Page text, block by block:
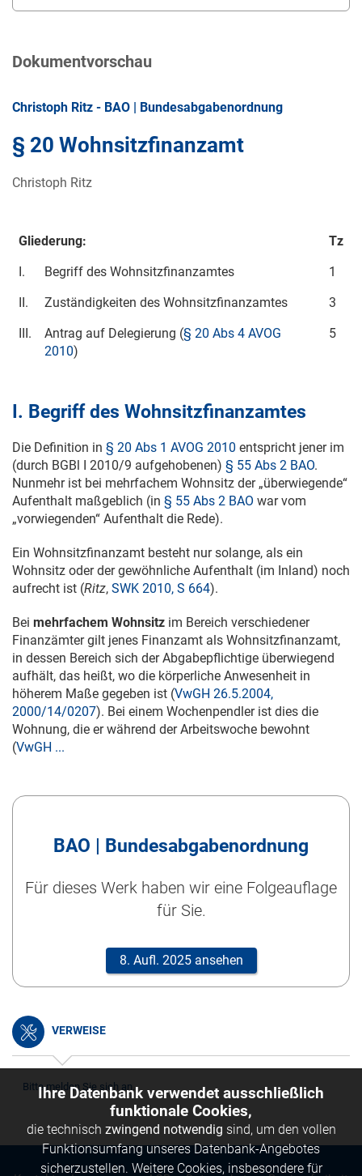
Dokumentvorschau
Christoph Ritz - BAO | Bundesabgabenordnung
§ 20 Wohnsitzfinanzamt
Christoph Ritz
Gliederung:
Tz
I.
Begriff des Wohnsitzfinanzamtes
1
II.
Zuständigkeiten des Wohnsitzfinanzamtes
3
III.
Antrag auf Delegierung (§ 20 Abs 4 AVOG
2010)
5
I. Begriff des Wohnsitzfinanzamtes
Die Definition in § 20 Abs 1 AVOG 2010 entspricht jener im
(durch BGBl I 2010/9 aufgehobenen) § 55 Abs 2 BAO.
Nunmehr ist bei mehrfachem Wohnsitz der „überwiegende“
Aufenthalt maßgeblich (in § 55 Abs 2 BAO war vom
„vorwiegenden“ Aufenthalt die Rede).
Ein Wohnsitzfinanzamt besteht nur solange, als ein
Wohnsitz oder der gewöhnliche Aufenthalt (im Inland) noch
aufrecht ist (Ritz, SWK 2010, S 664).
Bei mehrfachem Wohnsitz im Bereich verschiedener
Finanzämter gilt jenes Finanzamt als Wohnsitzfinanzamt,
in dessen Bereich sich der Abgabepflichtige überwiegend
aufhält, das heißt, wo die körperliche Anwesenheit in
höherem Maße gegeben ist (VwGH 26.5.2004,
2000/14/0207). Bei einem Wochenpendler ist dies die
Wohnung, die er während der Arbeitswoche bewohnt
(VwGH ...
BAO | Bundesabgabenordnung
Für dieses Werk haben wir eine Folgeauflage
für Sie.
8. Aufl. 2025 ansehen
VERWEISE
Bitte melden Sie sich an.
Ihre Datenbank verwendet ausschließlich
funktionale Cookies,
die technisch zwingend notwendig sind, um den vollen
Funktionsumfang unseres Datenbank-Angebotes
sicherzustellen. Weitere Cookies, insbesondere für